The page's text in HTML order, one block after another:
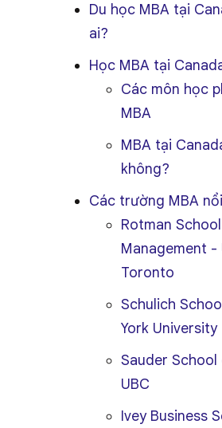
Du học MBA tại
ai?
Học MBA tại
Các môn học
MBA
MBA tại
không?
Các trường MBA
Rotman
Management
Toronto
Schulich
York University
Sauder
UBC
Ivey Business